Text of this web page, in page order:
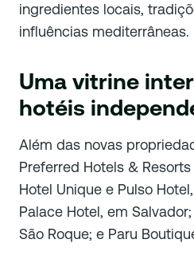
ingredientes locais,
influências mediterrâneas.
Uma vitrine
hotéis
Além das novas
Preferred Hotels &
Hotel Unique e Pulso
Palace Hotel, em
São Roque; e Paru